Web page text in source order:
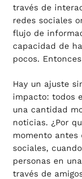
través de
redes sociales
flujo de
capacidad de
pocos.
Hay un ajuste
impacto: todos
una cantidad
noticias. ¿Por
momento antes
sociales,
personas en
través de